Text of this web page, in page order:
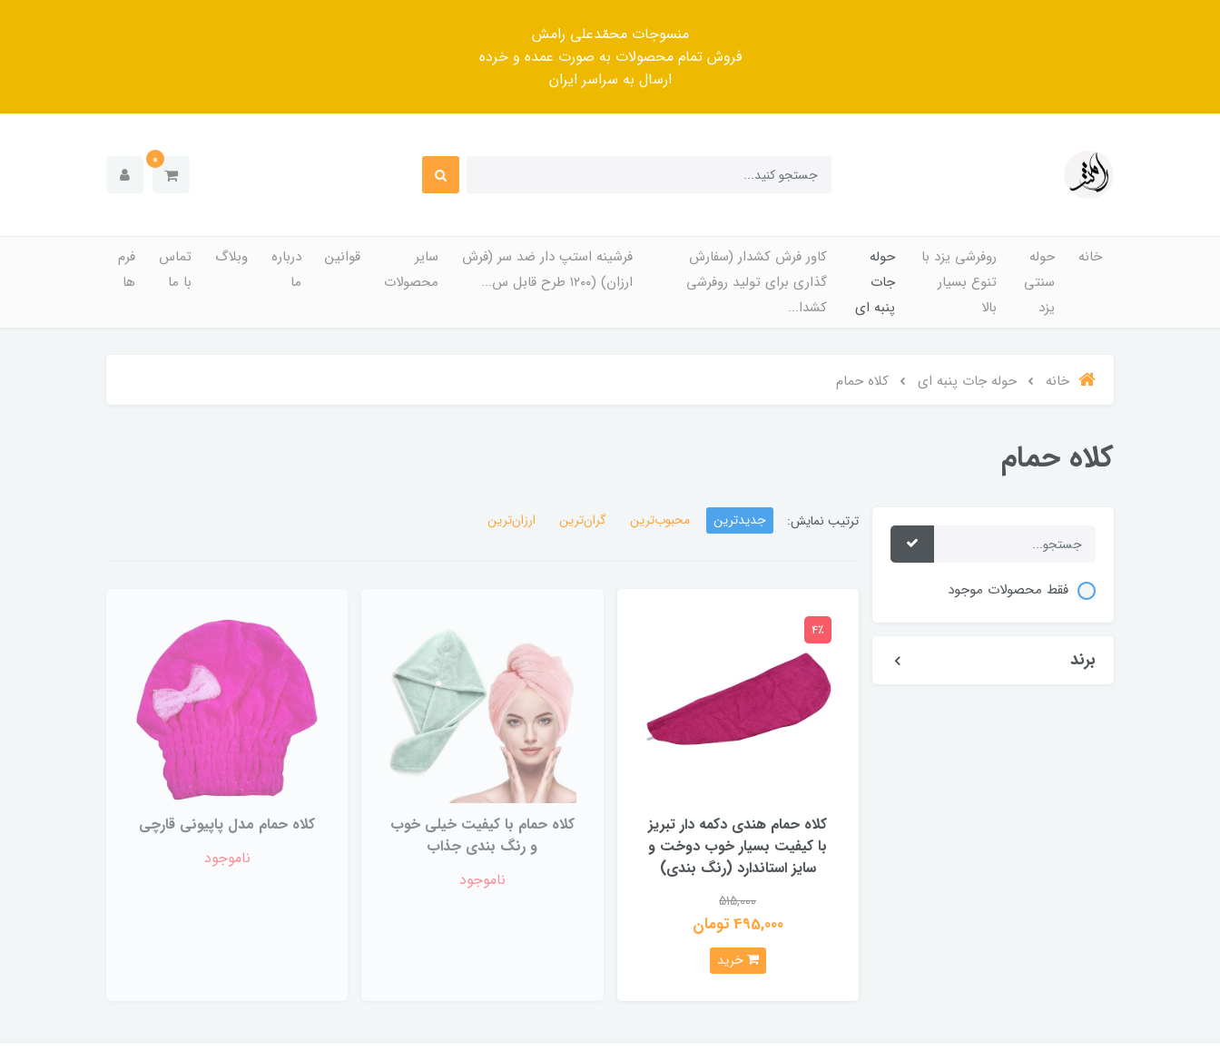
منسوجات محمّدعلی رامش
فروش تمام محصولات به صورت عمده و خرده
ارسال به سراسر ایران
0
خانه
حوله
سنتی
یزد
روفرشی یزد با
تنوع بسیار
بالا
حوله
جات
پنبه ای
کاور فرش کشدار (سفارش
گذاری برای تولید روفرشی
کشدا...
فرشینه استپ دار ضد سر (فرش
ارزان) (۱۲۰۰ طرح قابل س...
سایر
محصولات
قوانین
درباره
ما
وبلاگ
تماس
با ما
فرم
ها
خانه حوله جات پنبه ای کلاه حمام
کلاه حمام
فقط محصولات موجود
برند
ترتیب نمایش: جدیدترین محبوب‌ترین گران‌ترین ارزان‌ترین
کلاه حمام هندی دکمه دار تبریز
با کیفیت بسیار خوب دوخت و
سایز استاندارد (رنگ بندی)
515,000
495,000 تومان
4٪
خرید
کلاه حمام با کیفیت خیلی خوب
و رنگ بندی جذاب
ناموجود
کلاه حمام مدل پاپیونی قارچی
ناموجود